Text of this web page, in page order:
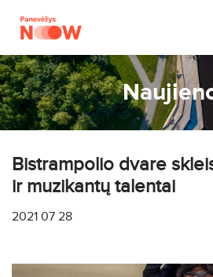
Bistrampolio dvare
ir muzikantų talentai
2021 07 28